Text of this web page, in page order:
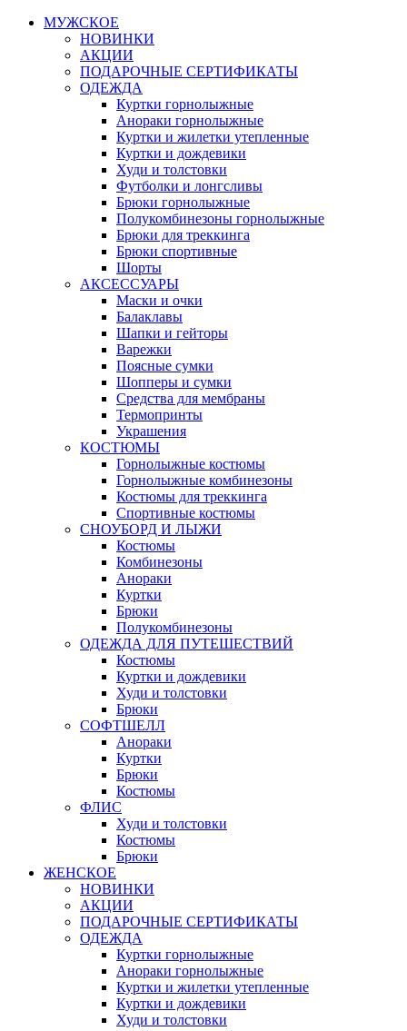
МУЖСКОЕ
НОВИНКИ
АКЦИИ
ПОДАРОЧНЫЕ СЕРТИФИКАТЫ
ОДЕЖДА
Куртки горнолыжные
Анораки горнолыжные
Куртки и жилетки утепленные
Куртки и дождевики
Худи и толстовки
Футболки и лонгсливы
Брюки горнолыжные
Полукомбинезоны горнолыжные
Брюки для треккинга
Брюки спортивные
Шорты
АКСЕССУАРЫ
Маски и очки
Балаклавы
Шапки и гейторы
Варежки
Поясные сумки
Шопперы и сумки
Средства для мембраны
Термопринты
Украшения
КОСТЮМЫ
Горнолыжные костюмы
Горнолыжные комбинезоны
Костюмы для треккинга
Спортивные костюмы
СНОУБОРД И ЛЫЖИ
Костюмы
Комбинезоны
Анораки
Куртки
Брюки
Полукомбинезоны
ОДЕЖДА ДЛЯ ПУТЕШЕСТВИЙ
Костюмы
Куртки и дождевики
Худи и толстовки
Брюки
СОФТШЕЛЛ
Анораки
Куртки
Брюки
Костюмы
ФЛИС
Худи и толстовки
Костюмы
Брюки
ЖЕНСКОЕ
НОВИНКИ
АКЦИИ
ПОДАРОЧНЫЕ СЕРТИФИКАТЫ
ОДЕЖДА
Куртки горнолыжные
Анораки горнолыжные
Куртки и жилетки утепленные
Куртки и дождевики
Худи и толстовки